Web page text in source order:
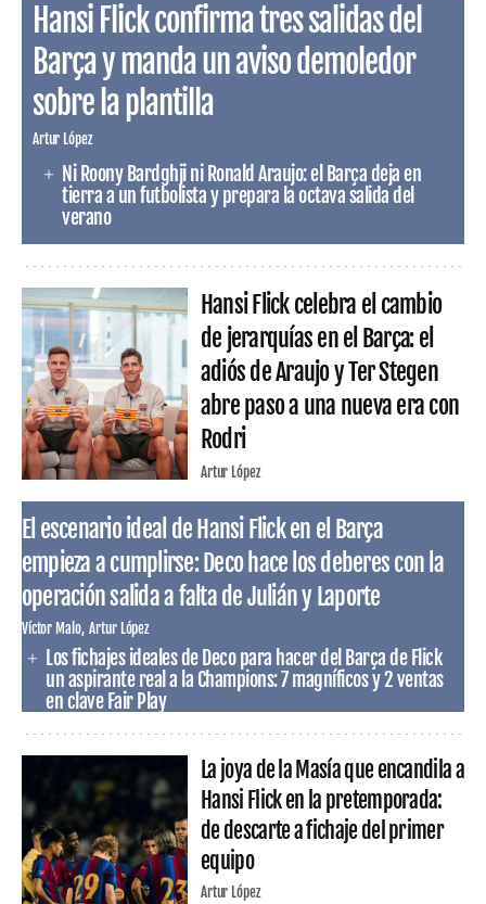
Hansi Flick confirma tres salidas del
Barça y manda un aviso demoledor
sobre la plantilla
Artur López
Ni Roony Bardghji ni Ronald Araujo: el Barça deja en
tierra a un futbolista y prepara la octava salida del
verano
Hansi Flick celebra el cambio
de jerarquías en el Barça: el
adiós de Araujo y Ter Stegen
abre paso a una nueva era con
Rodri
Artur López
El escenario ideal de Hansi Flick en el Barça
empieza a cumplirse: Deco hace los deberes con la
operación salida a falta de Julián y Laporte
Víctor Malo Artur López
Los fichajes ideales de Deco para hacer del Barça de Flick
un aspirante real a la Champions: 7 magníficos y 2 ventas
en clave Fair Play
La joya de la Masía que encandila a
Hansi Flick en la pretemporada:
de descarte a fichaje del primer
equipo
Artur López